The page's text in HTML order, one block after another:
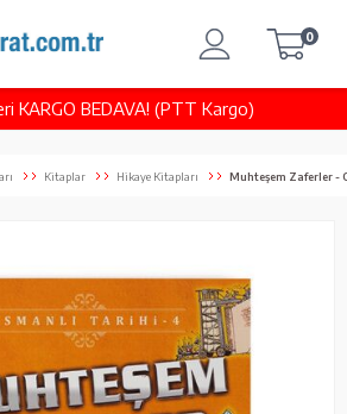
KARGO BEDAVA! (PTT Kargo)
0
Kitaplar Hikaye Kitapları Muhteşem Zaferler -